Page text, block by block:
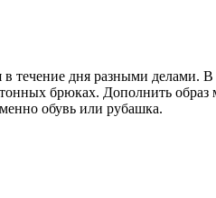
дня разными делами.
брюках. Дополнить
обувь или рубашка.